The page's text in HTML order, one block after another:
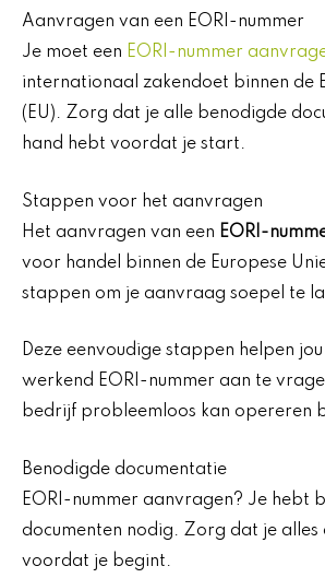
Aanvragen van een EORI-nummer
Je moet een EORI-nummer
internationaal zakendoet binnen de
(EU). Zorg dat je alle benodigde
hand hebt voordat je start.
Stappen voor het aanvragen
Het aanvragen van een EORI-
voor handel binnen de Europese
stappen om je aanvraag soepel te
Deze eenvoudige stappen helpen jou
werkend EORI-nummer aan te
bedrijf probleemloos kan opereren
Benodigde documentatie
EORI-nummer aanvragen? Je hebt
documenten nodig. Zorg dat je
voordat je begint.